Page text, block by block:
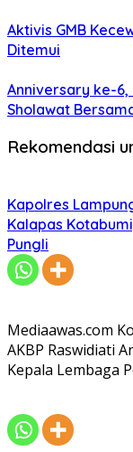
Aktivis GMB
Ditemui
Anniversary ke-6,
Sholawat
Rekomendasi
Kapolres
Kalapas
Pungli
Mediaawas.com
AKBP Raswidiati
Kepala Lembaga